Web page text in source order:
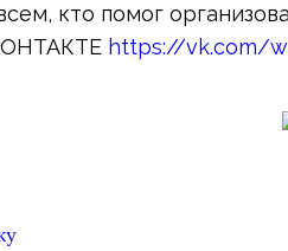
кто помог
https://vk.com/